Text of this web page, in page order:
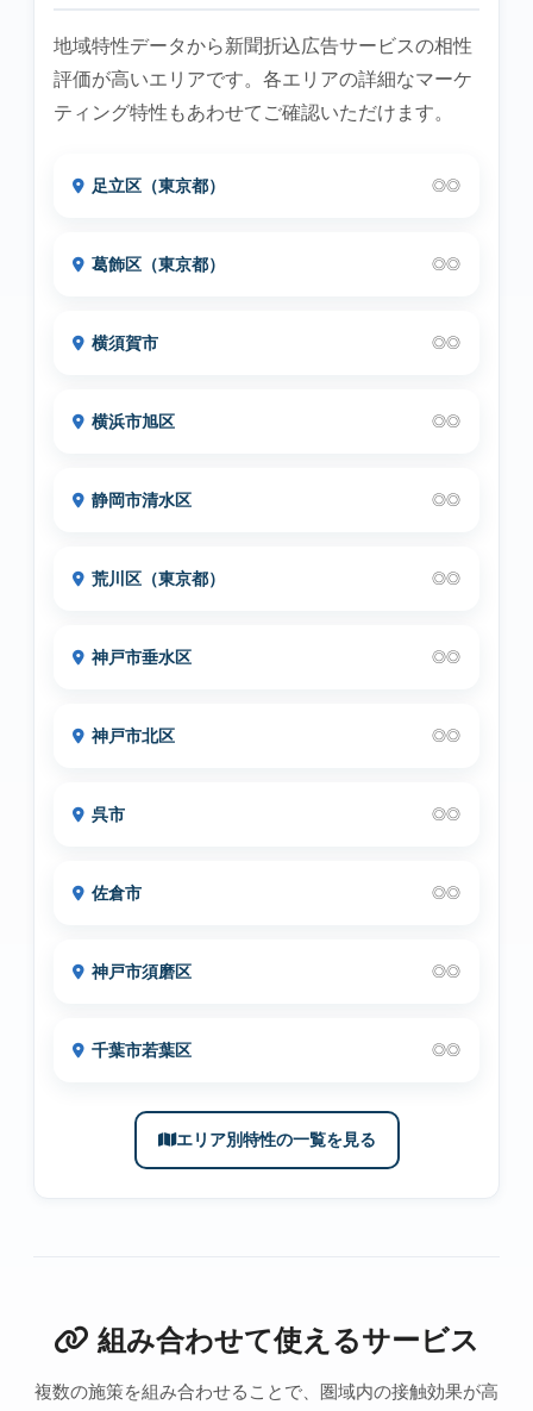
地域特性データから新聞折込広告サービスの相性
評価が高いエリアです。各エリアの詳細なマーケ
ティング特性もあわせてご確認いただけます。
足立区（東京都） ◎◎
葛飾区（東京都） ◎◎
横須賀市 ◎◎
横浜市旭区 ◎◎
静岡市清水区 ◎◎
荒川区（東京都） ◎◎
神戸市垂水区 ◎◎
神戸市北区 ◎◎
呉市 ◎◎
佐倉市 ◎◎
神戸市須磨区 ◎◎
千葉市若葉区 ◎◎
エリア別特性の一覧を見る
組み合わせて使えるサービス
複数の施策を組み合わせることで、圏域内の接触効果が高